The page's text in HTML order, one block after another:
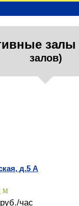
залы
залов)
д.5 А
руб./час